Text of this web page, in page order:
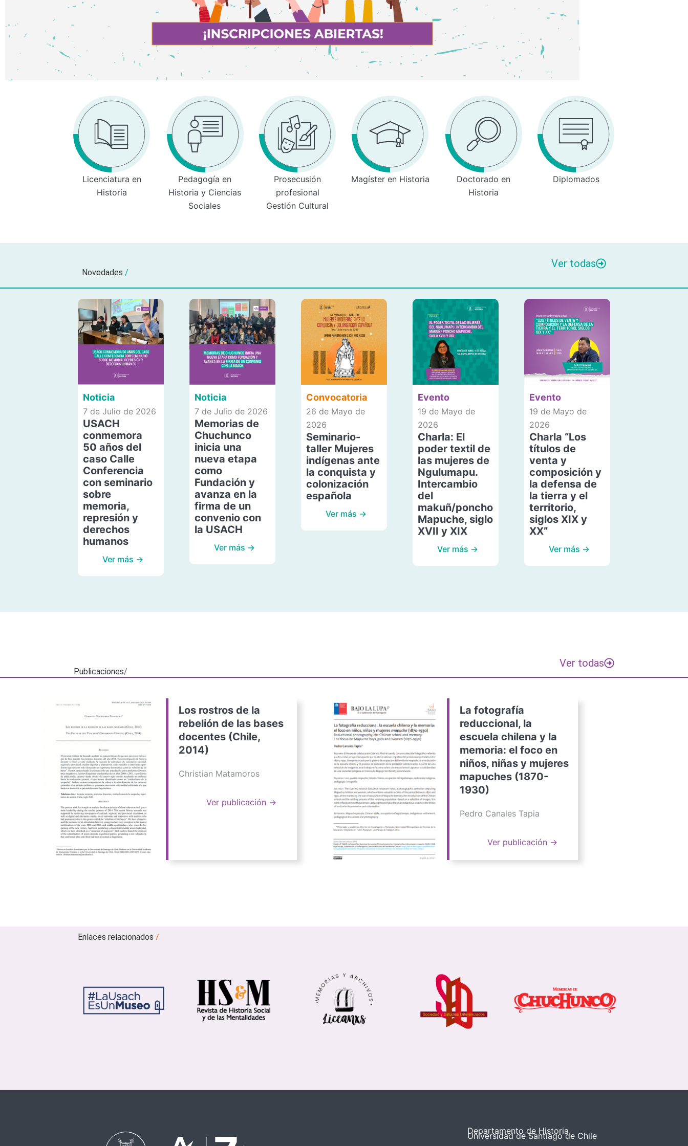
Licenciatura en
Historia
Pedagogía en
Historia y Ciencias
Sociales
Prosecusión
profesional
Gestión Cultural
Magíster en Historia
Doctorado en
Historia
Diplomados
Novedades /
Ver todas
Noticia
7 de Julio de 2026
USACH
conmemora
50 años del
caso Calle
Conferencia
con seminario
sobre
memoria,
represión y
derechos
humanos
Ver más →
Noticia
7 de Julio de 2026
Memorias de
Chuchunco
inicia una
nueva etapa
como
Fundación y
avanza en la
firma de un
convenio con
la USACH
Ver más →
Convocatoria
26 de Mayo de
2026
Seminario-
taller Mujeres
indígenas ante
la conquista y
colonización
española
Ver más →
Evento
19 de Mayo de
2026
Charla: El
poder textil de
las mujeres de
Ngulumapu.
Intercambio
del
makuñ/poncho
Mapuche, siglo
XVII y XIX
Ver más →
Evento
19 de Mayo de
2026
Charla “Los
títulos de
venta y
composición y
la defensa de
la tierra y el
territorio,
siglos XIX y
XX”
Ver más →
Publicaciones/
Ver todas
Los rostros de la
rebelión de las bases
docentes (Chile,
2014)
Christian Matamoros
Ver publicación →
La fotografía
reduccional, la
escuela chilena y la
memoria: el foco en
niños, niñas y mujeres
mapuches (1870-
1930)
Pedro Canales Tapia
Ver publicación →
Enlaces relacionados/
Departamento de Historia
Universidad de Santiago de Chile